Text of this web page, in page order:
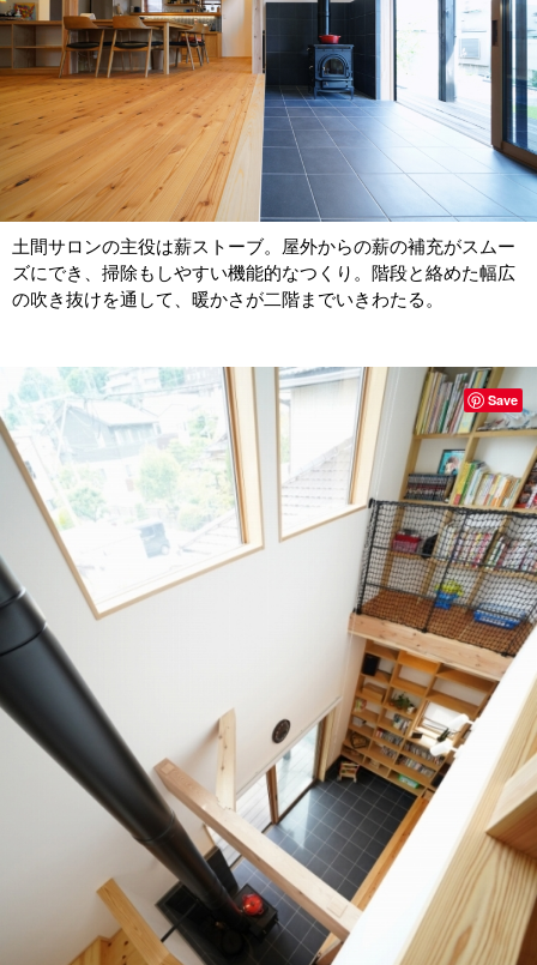
土間サロンの主役は薪ストーブ。屋外からの薪の補充がスムー
ズにでき、掃除もしやすい機能的なつくり。階段と絡めた幅広
の吹き抜けを通して、暖かさが二階までいきわたる。
Save